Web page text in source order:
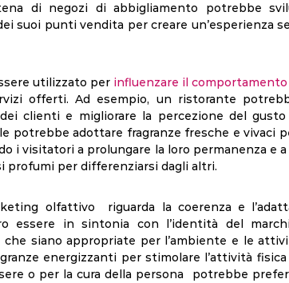
di negozi di abbigliamento potrebbe
suoi punti vendita per creare un’esperienza
utilizzato per influenzare il
offerti. Ad esempio, un ristorante
clienti e migliorare la percezione del
potrebbe adottare fragranze fresche e vivaci
i visitatori a prolungare la loro permanenza e
profumi per differenziarsi dagli altri.
olfattivo riguarda la coerenza e
essere in sintonia con l’identità del
siano appropriate per l’ambiente e le
energizzanti per stimolare l’attività fisica
o per la cura della persona potrebbe